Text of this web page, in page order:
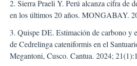
2. Sierra Praeli Y. Perú alcanza cifra de
en los últimos 20 años. MONGABAY.
3. Quispe DE. Estimación de carbono y
de Cedrelinga cateniformis en el
Megantoni, Cusco. Cantua. 2024;